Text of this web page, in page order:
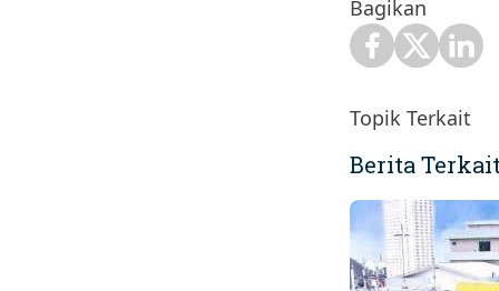
Bagikan
Topik Terkait
Berita